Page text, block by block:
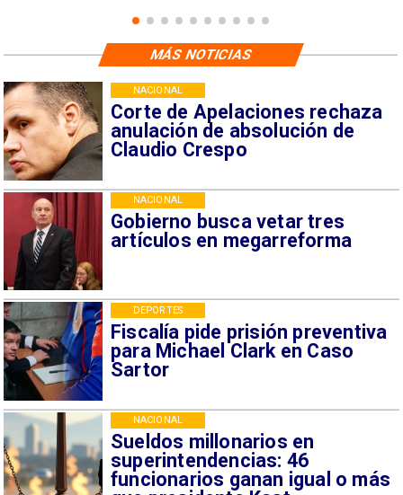
Corte de Apelaciones rechaza
anulación de absolución de
Claudio Crespo
NACIONAL
Gobierno busca vetar tres
artículos en megarreforma
NACIONAL
Fiscalía pide prisión preventiva
para Michael Clark en Caso
Sartor
DEPORTES
Sueldos millonarios en
superintendencias: 46
funcionarios ganan igual o más
NACIONAL
MÁS NOTICIAS